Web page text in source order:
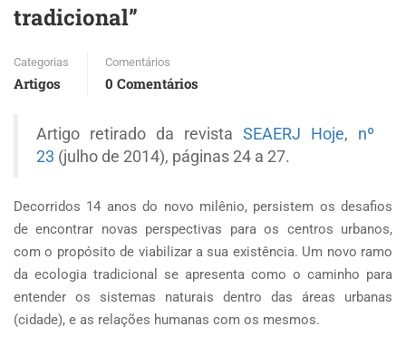
tradicional”
Categorias
Artigos
Comentários
0 Comentários
Artigo retirado da revista SEAERJ Hoje, nº
23 (julho de 2014), páginas 24 a 27.
Decorridos 14 anos do novo milênio, persistem os desafios
de encontrar novas perspectivas para os centros urbanos,
com o propósito de viabilizar a sua existência. Um novo ramo
da ecologia tradicional se apresenta como o caminho para
entender os sistemas naturais dentro das áreas urbanas
(cidade), e as relações humanas com os mesmos.